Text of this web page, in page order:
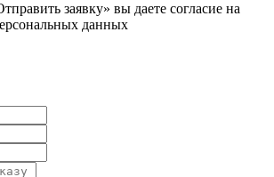
заявку» вы даете согласие на
данных